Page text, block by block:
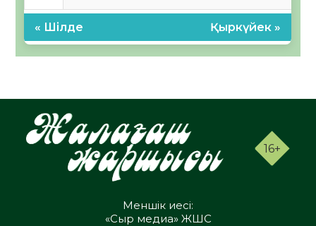
« Шілде Қыркүйек »
16+
Меншік иесі:
«Сыр медиа» ЖШС